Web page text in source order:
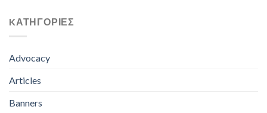
KΑΤΗΓΟΡΊΕΣ
Advocacy
Articles
Banners